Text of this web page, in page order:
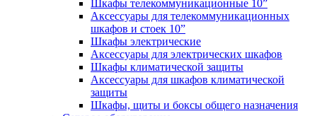
Шкафы телекоммуникационные 10”
Аксессуары для телекоммуникационных
шкафов и стоек 10”
Шкафы электрические
Аксессуары для электрических шкафов
Шкафы климатической защиты
Аксессуары для шкафов климатической
защиты
Шкафы, щиты и боксы общего назначения